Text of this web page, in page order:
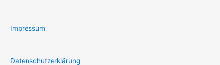
Impressum
Datenschutzerklärung